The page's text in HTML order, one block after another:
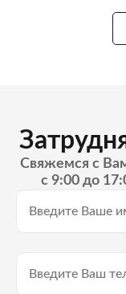
Свяжемся с
с 9:00 до